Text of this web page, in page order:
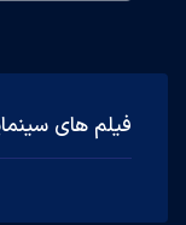
فیلم های